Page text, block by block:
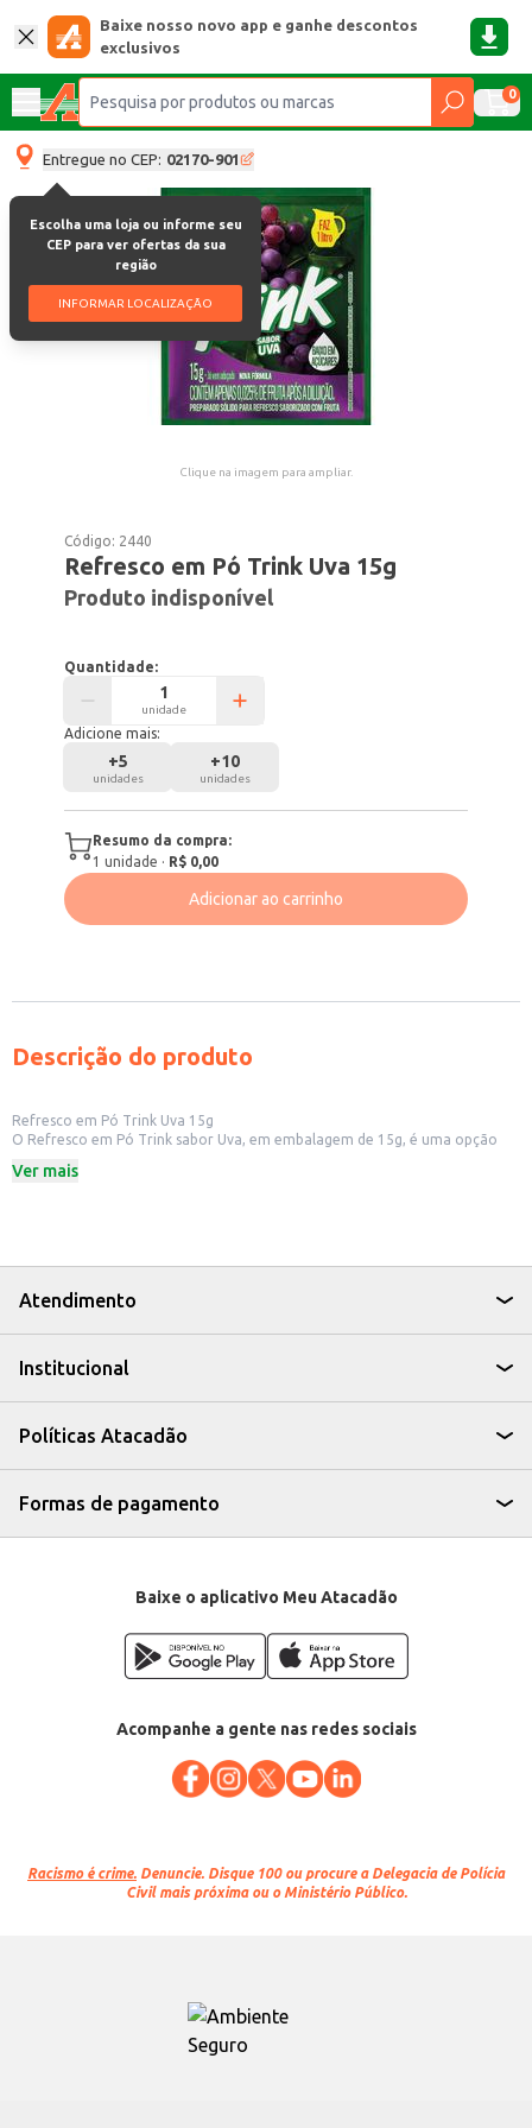
Baixe nosso novo app e ganhe descontos
exclusivos
0
Entregue no CEP: 02170-901
Escolha uma loja ou informe seu
CEP para ver ofertas da sua
região
INFORMAR LOCALIZAÇÃO
Clique na imagem para ampliar.
Código: 2440
Refresco em Pó Trink Uva 15g
Produto indisponível
Quantidade:
unidade
Adicione mais:
+5
unidades
+10
unidades
Resumo da compra:
1 unidade · R$ 0,00
Adicionar ao carrinho
Descrição do produto
Refresco em Pó Trink Uva 15g
O Refresco em Pó Trink sabor Uva, em embalagem de 15g, é uma opção
preparar. Ideal para ter em casa, no escritório ou para levar em passeios, o
Prepare para oferecer em festas e eventos, garantindo uma bebida
saborosa e econômica.
Com o Refresco em Pó Trink Uva, você tem a praticidade de um produto
Ver mais
Atendimento
Institucional
Políticas Atacadão
Formas de pagamento
Baixe o aplicativo Meu Atacadão
Acompanhe a gente nas redes sociais
Racismo é crime. Denuncie. Disque 100 ou procure a Delegacia de Polícia
Civil mais próxima ou o Ministério Público.